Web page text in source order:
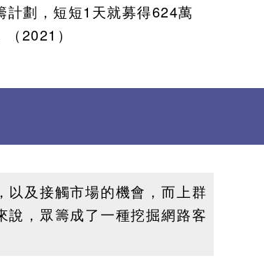
劃，短短1天就募得624萬
2021）
及接觸市場的機會，而上群
，眾籌成了一種挖掘網路客